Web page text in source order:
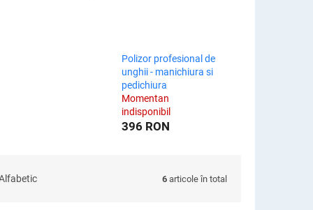
Polizor profesional de
unghii - manichiura si
pedichiura
Momentan
indisponibil
396 RON
6 articole în total